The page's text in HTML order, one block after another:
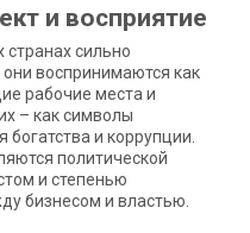
и восприятие
сильно
воспринимаются как
рабочие места и
– как символы
и коррупции.
политической
и степенью
бизнесом и властью.